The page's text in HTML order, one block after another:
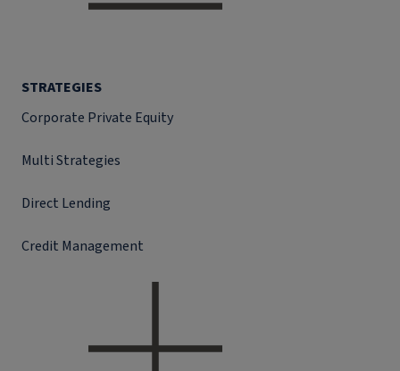
STRATEGIES
Corporate Private Equity
Multi Strategies
Direct Lending
Credit Management